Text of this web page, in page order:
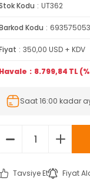
Kodu UT362
Kodu
350,00 USD + KDV
Havale 8.799,84 TL
Saat 16:00 kadar
Tavsiye Et Fiyat